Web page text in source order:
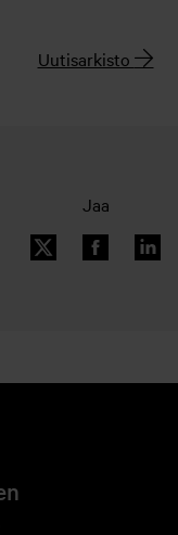
Uutisarkisto
Jaa